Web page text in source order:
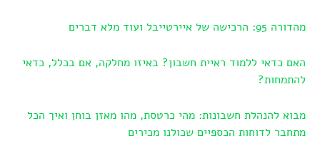
מהדורה 95: הרכישה של איירטייבל ועוד מלא דברים
האם כדאי ללמוד ראיית חשבון? באיזו מחלקה, אם בכלל, כדאי
להתמחות?
מבוא להנהלת חשבונות: מהי כרטסת, מהו מאזן בוחן ואיך הכל
מתחבר לדוחות הכספיים שכולנו מכירים